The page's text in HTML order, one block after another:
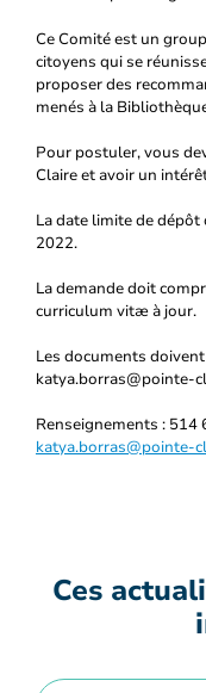
Ce Comité est un
citoyens qui se
proposer des
menés à la
Pour postuler, vous
Claire et avoir un
La date limite de
2022.
La demande doit
curriculum vitæ à jour.
Les documents
katya.borras@pointe-
Renseignements :
katya.borras@pointe-
Ces